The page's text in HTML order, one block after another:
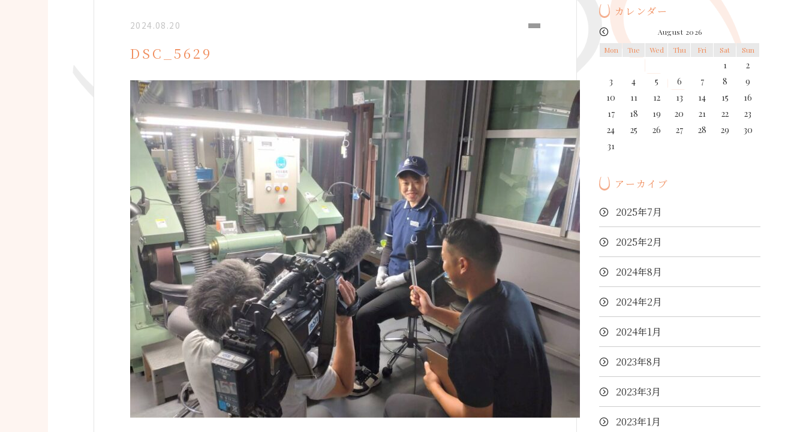
2024.08.20
DSC_5629
カレンダー
August 2026
Mon
Tue Wed Thu Fri Sat Sun
1
2
3
4 5 6 7 8
9
10
11 12 13 14 15
16
17
18 19 20 21 22
23
24
25 26 27 28 29
30
31
アーカイブ
2025年7月
2025年2月
2024年8月
2024年2月
2024年1月
2023年8月
2023年3月
2023年1月